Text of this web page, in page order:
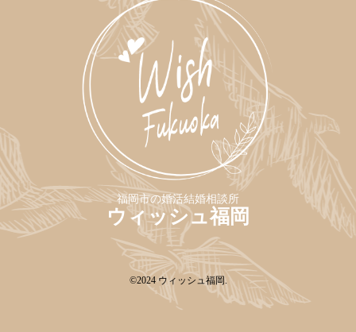
福岡市の婚活結婚相談所
ウィッシュ福岡
©2024ウィッシュ福岡.